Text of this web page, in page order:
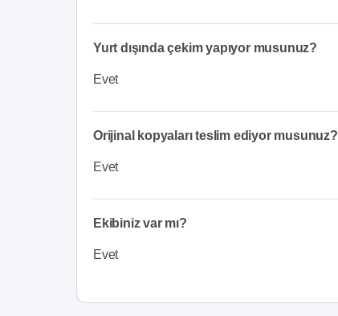
Yurt dışında çekim yapıyor musunuz?
Evet
Orijinal kopyaları teslim ediyor musunuz?
Evet
Ekibiniz var mı?
Evet